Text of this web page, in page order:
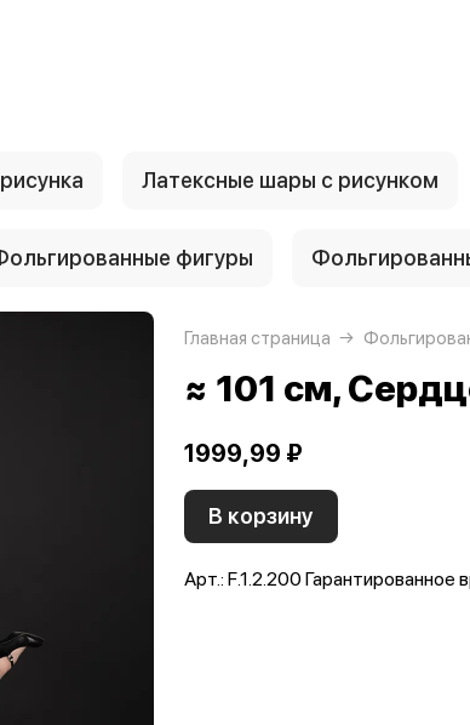
Латексные шары с рисунком
фигуры
Главная страница
≈ 101 см,
1999,99 ₽
В корзину
Арт.: F.1.2.200 Гарантированное